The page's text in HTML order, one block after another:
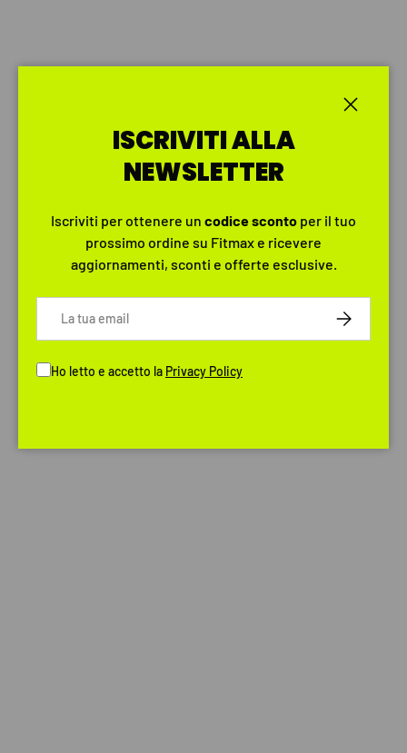
ISCRIVITI ALLA
NEWSLETTER
Iscriviti per ottenere un codicesconto per il tuo
prossimo ordine su Fitmax e ricevere
aggiornamenti, sconti e offerte esclusive.
ISCRIVITI
Ho letto e accetto la Privacy Policy